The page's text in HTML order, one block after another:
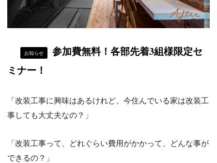
お知らせ
参加費無料！各部先着3組様限定セ
ミナー！
「改装工事に興味はあるけれど、今住んでいる家は改装工
事しても大丈夫なの？」
「改装工事って、どれぐらい費用がかかって、どんな事が
できるの？」